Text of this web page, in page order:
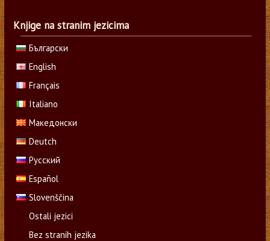
Knjige na stranim jezicima
Български
English
Français
Italiano
Македонски
Deutch
Русский
Español
Slovenščina
Ostali jezici
Bez stranih jezika